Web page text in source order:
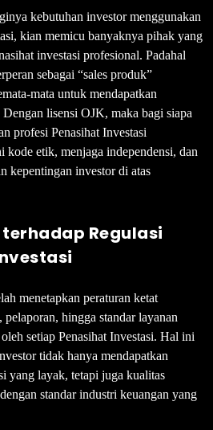
kebutuhan investor menggunakan
kian memicu banyaknya pihak yang
investasi profesional. Padahal
sebagai “sales produk”
mata untuk mendapatkan
lisensi OJK, maka bagi siapa
profesi Penasihat Investasi
kode etik, menjaga independensi, dan
kepentingan investor di atas
Regulasi
menetapkan peraturan ketat
pelaporan, hingga standar layanan
setiap Penasihat Investasi. Hal ini
tidak hanya mendapatkan
yang layak, tetapi juga kualitas
standar industri keuangan yang